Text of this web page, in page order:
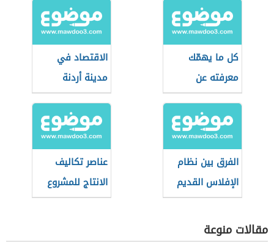
كل ما يهمّك
معرفته عن
العملات الرقمية
المستقرة
الاقتصاد في
مدينة أردنة
الفرق بين نظام
الإفلاس القديم
والجديد السعودي
عناصر تكاليف
الانتاج للمشروع
الصناعي
مقالات منوعة